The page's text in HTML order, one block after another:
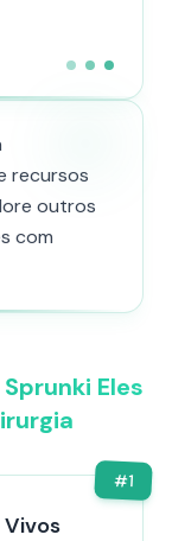
recursos
outros
com
Eles
#1
Vivos